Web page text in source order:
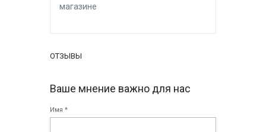
магазине
ОТЗЫВЫ
Ваше мнение важно для нас
Имя *